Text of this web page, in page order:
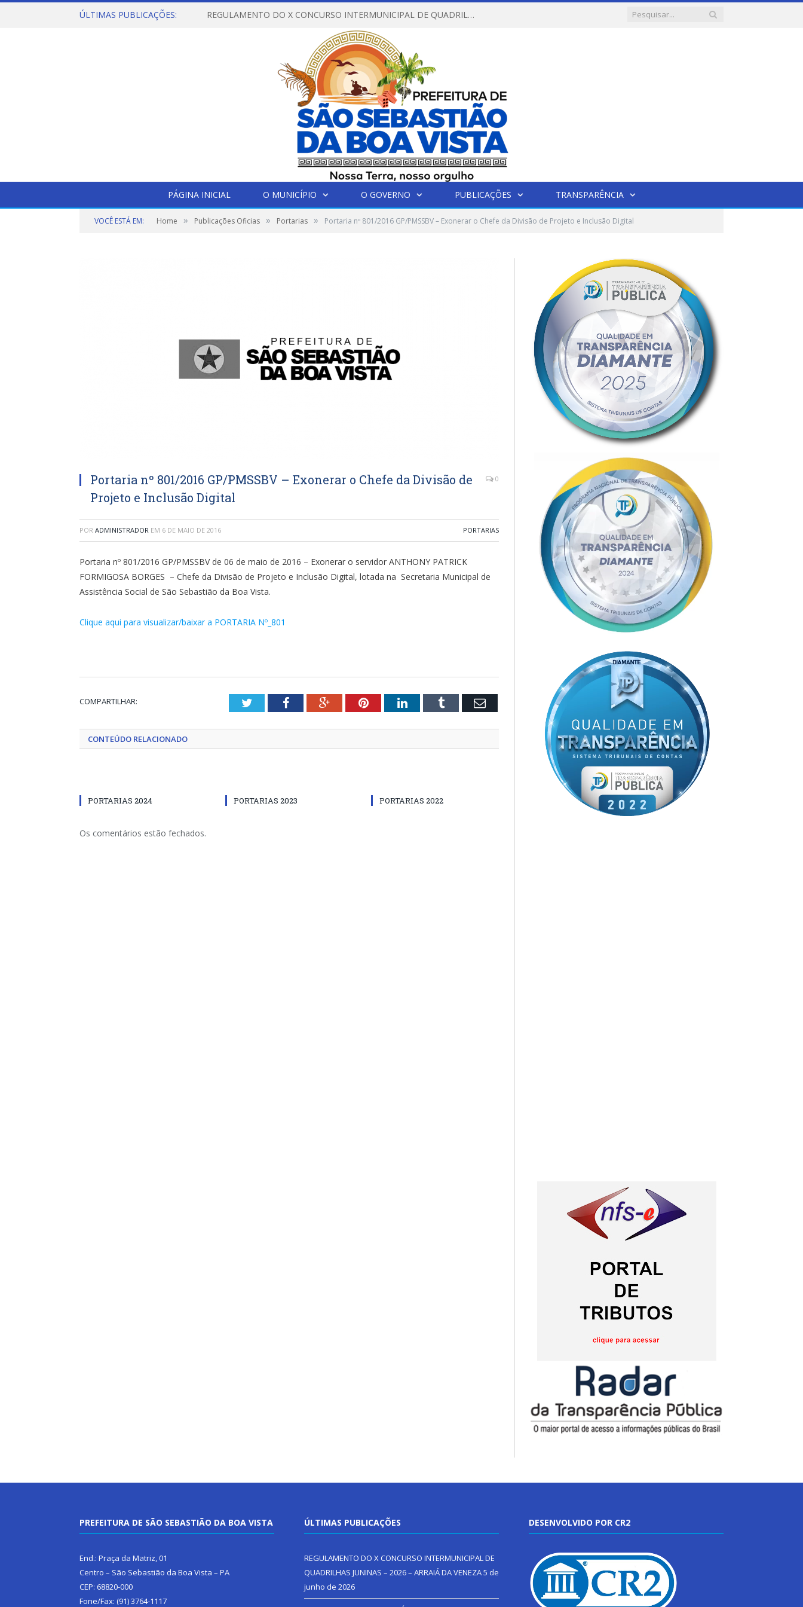
ÚLTIMAS PUBLICAÇÕES: REGULAMENTO DO X CONCURSO INTERMUNICIPAL DE QUADRILHAS JUNINAS – 2026 – ARRAIÁ DA VENEZA
PÁGINA INICIAL O MUNICÍPIO O GOVERNO PUBLICAÇÕES TRANSPARÊNCIA
VOCÊ ESTÁ EM: Home » Publicações Oficias » Portarias » Portaria nº 801/2016 GP/PMSSBV – Exonerar o Chefe da Divisão de Projeto e Inclusão Digital
Portaria nº 801/2016 GP/PMSSBV – Exonerar o Chefe da Divisão de
Projeto e Inclusão Digital
0
POR ADMINISTRADOR EM 6 DE MAIO DE 2016 PORTARIAS
Portaria nº 801/2016 GP/PMSSBV de 06 de maio de 2016 – Exonerar o servidor ANTHONY PATRICK
FORMIGOSA BORGES – Chefe da Divisão de Projeto e Inclusão Digital, lotada na Secretaria Municipal de
Assistência Social de São Sebastião da Boa Vista.
Clique aqui para visualizar/baixar a PORTARIA Nº_801
COMPARTILHAR: TwitterFacebookGoogle+PinterestLinkedInTumblr Email
CONTEÚDO RELACIONADO
PORTARIAS 2024 PORTARIAS 2023 PORTARIAS 2022
Os comentários estão fechados.
PREFEITURA DE SÃO SEBASTIÃO DA BOA VISTA
End.: Praça da Matriz, 01
Centro – São Sebastião da Boa Vista – PA
CEP: 68820-000
Fone/Fax: (91) 3764-1117
ÚLTIMAS PUBLICAÇÕES
REGULAMENTO DO X CONCURSO INTERMUNICIPAL DE
QUADRILHAS JUNINAS – 2026 – ARRAIÁ DA VENEZA5 de
junho de 2026
DESENVOLVIDO POR CR2